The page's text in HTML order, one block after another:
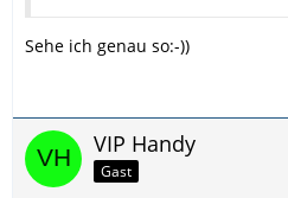
Sehe ich genau so:-))
VIP Handy
Gast